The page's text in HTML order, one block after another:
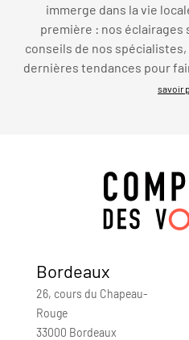
immerge dans la vie
première : nos
conseils de nos
dernières tendances pour
savoir
Bordeaux
26, cours du Chapeau-
Rouge
33000 Bordeaux